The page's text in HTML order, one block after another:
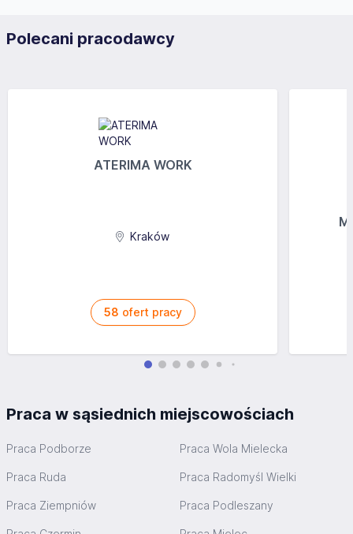
Polecani pracodawcy
ATERIMA WORK
Kraków
58 ofert pracy
Praca w sąsiednich miejscowościach
Praca Podborze Praca Wola Mielecka
Praca Ruda Praca Radomyśl Wielki
Praca Ziempniów Praca Podleszany